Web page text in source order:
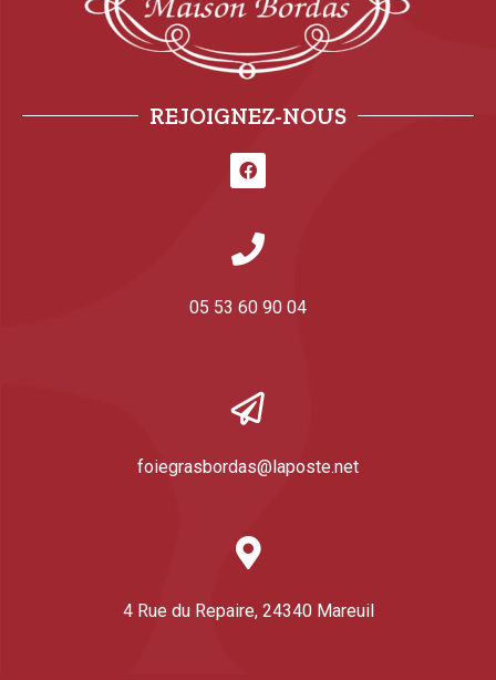
REJOIGNEZ-NOUS
05 53 60 90 04
foiegrasbordas@laposte.net
4 Rue du Repaire, 24340 Mareuil